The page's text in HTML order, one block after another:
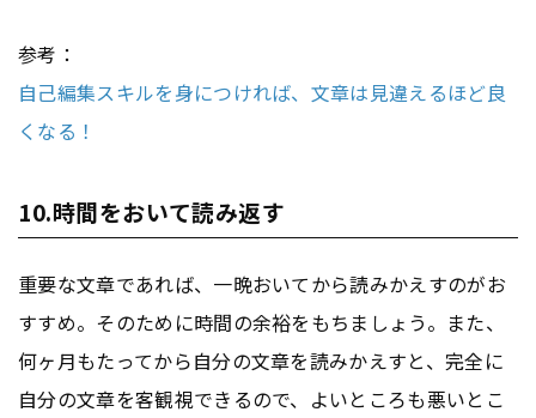
参考：
自己編集スキルを身につければ、文章は見違えるほど良
くなる！
10.時間をおいて読み返す
重要な文章であれば、一晩おいてから読みかえすのがお
すすめ。そのために時間の余裕をもちましょう。また、
何ヶ月もたってから自分の文章を読みかえすと、完全に
自分の文章を客観視できるので、よいところも悪いとこ